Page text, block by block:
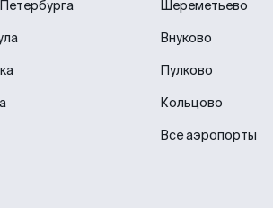
Шереметьево
Внуково
Пулково
Кольцово
Все аэропорты